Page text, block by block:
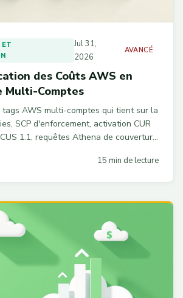
Jul 31,
2026
AVANCÉ
des Coûts AWS en
Multi-Comptes
AWS multi-comptes qui tient sur la
SCP d'enforcement, activation CUR
1.1, requêtes Athena de couverture
15 min de lecture